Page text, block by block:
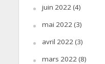
juin 2022(4)
mai 2022(3)
avril 2022(3)
mars 2022(8)